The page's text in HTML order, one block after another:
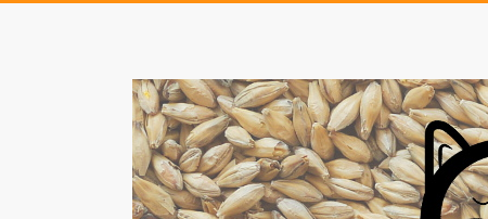
Die
Pauls
brauen
Bier